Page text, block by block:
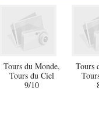
Tours du Monde,
Tours du Ciel
9/10
Tours